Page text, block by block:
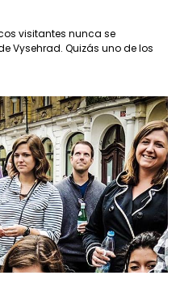
visitantes nunca se
Vysehrad. Quizás uno de los